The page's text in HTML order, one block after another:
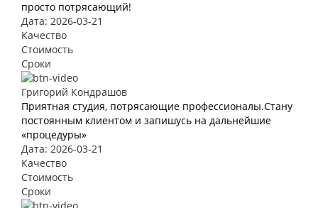
просто потрясающий!
Дата: 2026-03-21
Качество
Стоимость
Сроки
Григорий Кондрашов
Приятная студия, потрясающие профессионалы.Стану
постоянным клиентом и запишусь на дальнейшие
«процедуры»
Дата: 2026-03-21
Качество
Стоимость
Сроки